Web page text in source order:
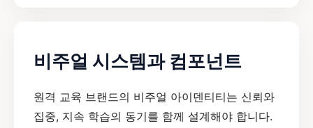
비주얼 시스템과 컴포넌트
원격 교육 브랜드의 비주얼 아이덴티티는 신뢰와
집중, 지속 학습의 동기를 함께 설계해야 합니다.